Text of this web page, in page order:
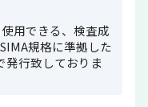
用できる、検査成
規格に準拠した
発行致しておりま